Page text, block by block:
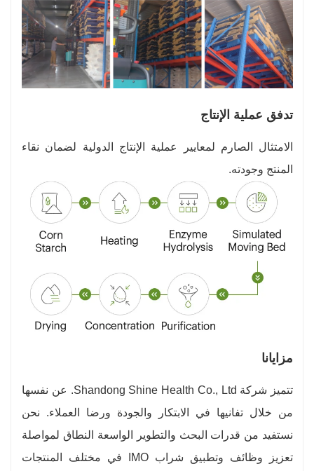
تدفق عملية الإنتاج
الامتثال الصارم لمعايير عملية الإنتاج الدولية لضمان نقاء
المنتج وجودته.
مزايانا
تتميز شركة Shandong Shine Health Co., Ltd. عن نفسها
من خلال تفانيها في الابتكار والجودة ورضا العملاء. نحن
نستفيد من قدرات البحث والتطوير الواسعة النطاق لمواصلة
تعزيز وظائف وتطبيق شراب IMO في مختلف المنتجات